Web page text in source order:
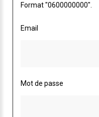
Format "0600000000".
Email
Mot de passe